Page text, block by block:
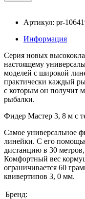
Артикул: pr-
Информация
Серия новых
настоящему
моделей с широкой
практически каждый
с которым он получит
рыбалки.
Фидер Мастер 3, 8 м с
Самое универсальное
линейки. С его
дистанцию в 30
Комфортный вес
ограничивается 60
квивертипов 3, 0 мм.
Бренд: